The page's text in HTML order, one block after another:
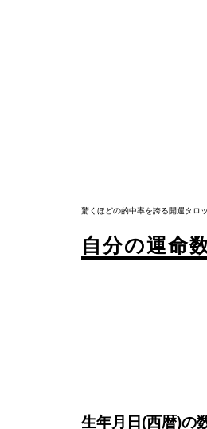
驚くほどの的中率を誇る開運タロ
自分の運命
生年月日(西暦)の